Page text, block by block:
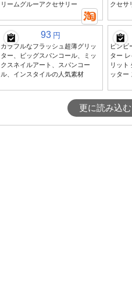
リームグルーアクセサリー
クセサ
93 円
カラフルなフラッシュ超薄グリッ
ター、ビッグスパンコール、ミッ
クスネイルアート、スパンコー
ル、インスタイルの人気素材
ピンビ
ター
リット
ッター
更に読み込む